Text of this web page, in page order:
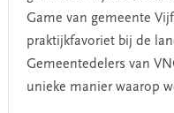
Game van gemeente
praktijkfavoriet bij de
Gemeentedelers van
unieke manier waarop